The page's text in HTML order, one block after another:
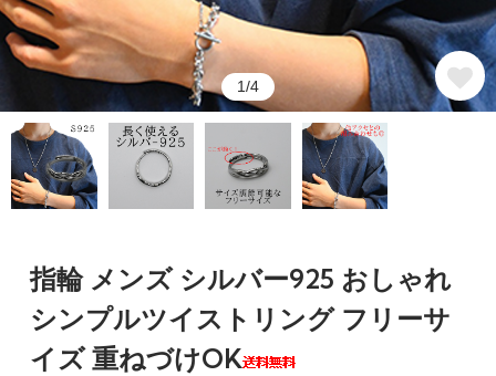
1/4
指輪 メンズ シルバー925 おしゃれ
シンプルツイストリング フリーサ
イズ 重ねづけOK